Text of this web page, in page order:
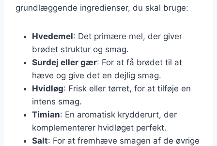
grundlæggende ingredienser, du skal bruge:
Hvedemel: Det primære mel, der giver
brødet struktur og smag.
Surdej eller gær: For at få brødet til at
hæve og give det en dejlig smag.
Hvidløg: Frisk eller tørret, for at tilføje en
intens smag.
Timian: En aromatisk krydderurt, der
komplementerer hvidløget perfekt.
Salt: For at fremhæve smagen af de øvrige